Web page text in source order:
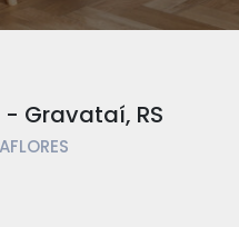
Gravataí, RS